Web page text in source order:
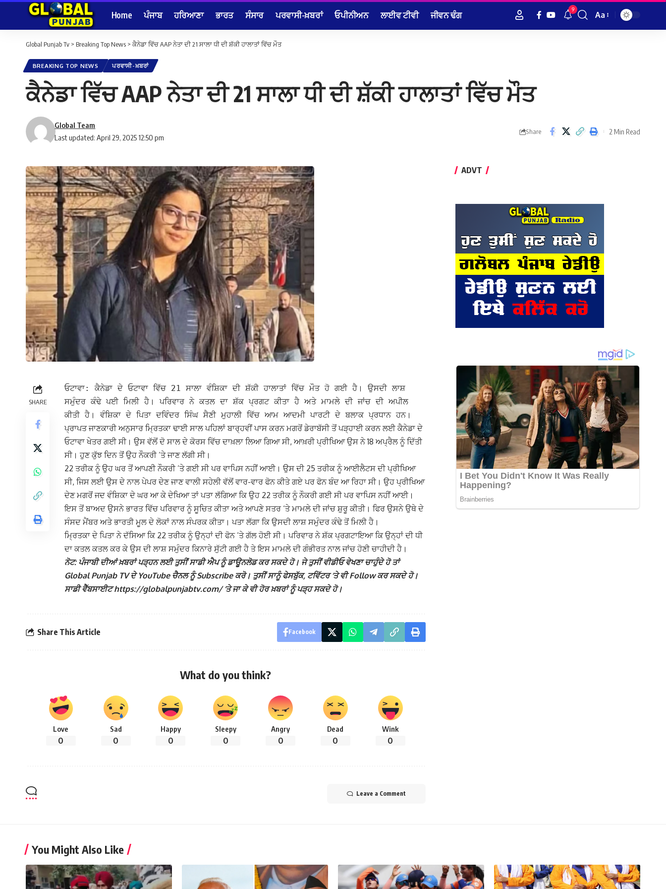
Home ਪੰਜਾਬ ਹਰਿਆਣਾ ਭਾਰਤ ਸੰਸਾਰ ਪਰਵਾਸੀ-ਖ਼ਬਰਾਂ ਓਪੀਨੀਅਨ ਲਾਈਵ ਟੀਵੀ ਜੀਵਨ ਢੰਗ 9
Font
Aa
Global Punjab Tv > Breaking Top News > ਕੈਨੇਡਾ ਵਿੱਚ AAP ਨੇਤਾ ਦੀ 21 ਸਾਲਾ ਧੀ ਦੀ ਸ਼ੱਕੀ ਹਾਲਾਤਾਂ ਵਿੱਚ ਮੌਤ
BREAKING TOP NEWS ਪਰਵਾਸੀ-ਖ਼ਬਰਾਂ
ਕੈਨੇਡਾ ਵਿੱਚ AAP ਨੇਤਾ ਦੀ 21 ਸਾਲਾ ਧੀ ਦੀ ਸ਼ੱਕੀ ਹਾਲਾਤਾਂ ਵਿੱਚ ਮੌਤ
Last updated: April 29, 2025 12:50 pm
Global Team
Share 2 Min Read
SHARE
ਓਟਾਵਾ: ਕੈਨੇਡਾ ਦੇ ਓਟਾਵਾ ਵਿੱਚ 21 ਸਾਲਾ ਵੰਸ਼ਿਕਾ ਦੀ ਸ਼ੱਕੀ ਹਾਲਾਤਾਂ ਵਿੱਚ ਮੌਤ ਹੋ ਗਈ ਹੈ। ਉਸਦੀ ਲਾਸ਼
ਸਮੁੰਦਰ ਕੰਢੇ ਪਈ ਮਿਲੀ ਹੈ। ਪਰਿਵਾਰ ਨੇ ਕਤਲ ਦਾ ਸ਼ੱਕ ਪ੍ਰਗਟ ਕੀਤਾ ਹੈ ਅਤੇ ਮਾਮਲੇ ਦੀ ਜਾਂਚ ਦੀ ਅਪੀਲ
ਕੀਤੀ ਹੈ। ਵੰਸ਼ਿਕਾ ਦੇ ਪਿਤਾ ਦਵਿੰਦਰ ਸਿੰਘ ਸੈਣੀ ਮੁਹਾਲੀ ਵਿੱਚ ਆਮ ਆਦਮੀ ਪਾਰਟੀ ਦੇ ਬਲਾਕ ਪ੍ਰਧਾਨ ਹਨ।
ਪ੍ਰਾਪਤ ਜਾਣਕਾਰੀ ਅਨੁਸਾਰ ਮ੍ਰਿਤਕਾ ਢਾਈ ਸਾਲ ਪਹਿਲਾਂ ਬਾਰ੍ਹਵੀਂ ਪਾਸ ਕਰਨ ਮਗਰੋਂ ਡੇਰਾਬੱਸੀ ਤੋਂ ਪੜ੍ਹਾਈ ਕਰਨ ਲਈ ਕੈਨੇਡਾ ਦੇ
ਓਟਾਵਾ ਖੇਤਰ ਗਈ ਸੀ। ਉਸ ਵੱਲੋਂ ਦੋ ਸਾਲ ਦੇ ਕੋਰਸ ਵਿੱਚ ਦਾਖ਼ਲਾ ਲਿਆ ਗਿਆ ਸੀ, ਆਖ਼ਰੀ ਪ੍ਰੀਖਿਆ ਉਸ ਨੇ 18 ਅਪ੍ਰੈਲ ਨੂੰ ਦਿੱਤੀ
ਸੀ। ਹੁਣ ਕੁੱਝ ਦਿਨ ਤੋਂ ਉਹ ਨੌਕਰੀ ’ਤੇ ਜਾਣ ਲੱਗੀ ਸੀ।
22 ਤਰੀਕ ਨੂੰ ਉਹ ਘਰ ਤੋਂ ਆਪਣੀ ਨੌਕਰੀ ’ਤੇ ਗਈ ਸੀ ਪਰ ਵਾਪਿਸ ਨਹੀਂ ਆਈ। ਉਸ ਦੀ 25 ਤਰੀਕ ਨੂੰ ਆਈਲੈਟਸ ਦੀ ਪ੍ਰੀਖਿਆ
ਸੀ, ਜਿਸ ਲਈ ਉਸ ਦੇ ਨਾਲ ਪੇਪਰ ਦੇਣ ਜਾਣ ਵਾਲੀ ਸਹੇਲੀ ਵੱਲੋਂ ਵਾਰ-ਵਾਰ ਫੋਨ ਕੀਤੇ ਗਏ ਪਰ ਫੋਨ ਬੰਦ ਆ ਰਿਹਾ ਸੀ। ਉਹ ਪ੍ਰੀਖਿਆ
ਦੇਣ ਮਗਰੋਂ ਜਦ ਵੰਸ਼ਿਕਾ ਦੇ ਘਰ ਆ ਕੇ ਦੇਖਿਆ ਤਾਂ ਪਤਾ ਲੱਗਿਆ ਕਿ ਉਹ 22 ਤਰੀਕ ਨੂੰ ਨੌਕਰੀ ਗਈ ਸੀ ਪਰ ਵਾਪਿਸ ਨਹੀਂ ਆਈ।
ਇਸ ਤੋਂ ਬਾਅਦ ਉਸਨੇ ਭਾਰਤ ਵਿੱਚ ਪਰਿਵਾਰ ਨੂੰ ਸੂਚਿਤ ਕੀਤਾ ਅਤੇ ਆਪਣੇ ਸਤਰ ‘ਤੇ ਮਾਮਲੇ ਦੀ ਜਾਂਚ ਸ਼ੁਰੂ ਕੀਤੀ। ਫਿਰ ਉਸਨੇ ਉਥੇ ਦੇ
ਸੰਸਦ ਮੈਂਬਰ ਅਤੇ ਭਾਰਤੀ ਮੂਲ ਦੇ ਲੋਕਾਂ ਨਾਲ ਸੰਪਰਕ ਕੀਤਾ। ਪਤਾ ਲੱਗਾ ਕਿ ਉਸਦੀ ਲਾਸ਼ ਸਮੁੰਦਰ ਕੰਢੇ ਤੋਂ ਮਿਲੀ ਹੈ।
ਮ੍ਰਿਤਕਾ ਦੇ ਪਿਤਾ ਨੇ ਦੱਸਿਆ ਕਿ 22 ਤਰੀਕ ਨੂੰ ਉਨ੍ਹਾਂ ਦੀ ਫੋਨ ’ਤੇ ਗੱਲ ਹੋਈ ਸੀ। ਪਰਿਵਾਰ ਨੇ ਸ਼ੱਕ ਪ੍ਰਗਟਾਇਆ ਕਿ ਉਨ੍ਹਾਂ ਦੀ ਧੀ
ਦਾ ਕਤਲ ਕਤਲ ਕਰ ਕੇ ਉਸ ਦੀ ਲਾਸ਼ ਸਮੁੰਦਰ ਕਿਨਾਰੇ ਸੁੱਟੀ ਗਈ ਹੈ ਤੇ ਇਸ ਮਾਮਲੇ ਦੀ ਗੰਭੀਰਤ ਨਾਲ ਜਾਂਚ ਹੋਣੀ ਚਾਹੀਦੀ ਹੈ।
ਨੋਟ: ਪੰਜਾਬੀ ਦੀਆਂ ਖ਼ਬਰਾਂ ਪੜ੍ਹਨ ਲਈ ਤੁਸੀਂ ਸਾਡੀ ਐਪ ਨੂੰ ਡਾਊਨਲੋਡ ਕਰ ਸਕਦੇ ਹੋ। ਜੇ ਤੁਸੀਂ ਵੀਡੀਓ ਵੇਖਣਾ ਚਾਹੁੰਦੇ ਹੋ ਤਾਂ
Global Punjab TV ਦੇ YouTube ਚੈਨਲ ਨੂੰ Subscribe ਕਰੋ। ਤੁਸੀਂ ਸਾਨੂੰ ਫੇਸਬੁੱਕ, ਟਵਿੱਟਰ ‘ਤੇ ਵੀ Follow ਕਰ ਸਕਦੇ ਹੋ।
ਸਾਡੀ ਵੈੱਬਸਾਈਟ https://globalpunjabtv.com/ ‘ਤੇ ਜਾ ਕੇ ਵੀ ਹੋਰ ਖ਼ਬਰਾਂ ਨੂੰ ਪੜ੍ਹ ਸਕਦੇ ਹੋ।
Share This Article Facebook
What do you think?
Love
0
Sad
0
Happy
0
Sleepy
0
Angry
0
Dead
0
Wink
0
Leave a Comment
ADVT
You Might Also Like